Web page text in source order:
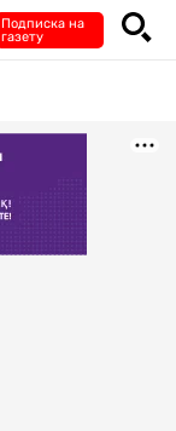
Подписка на
газету